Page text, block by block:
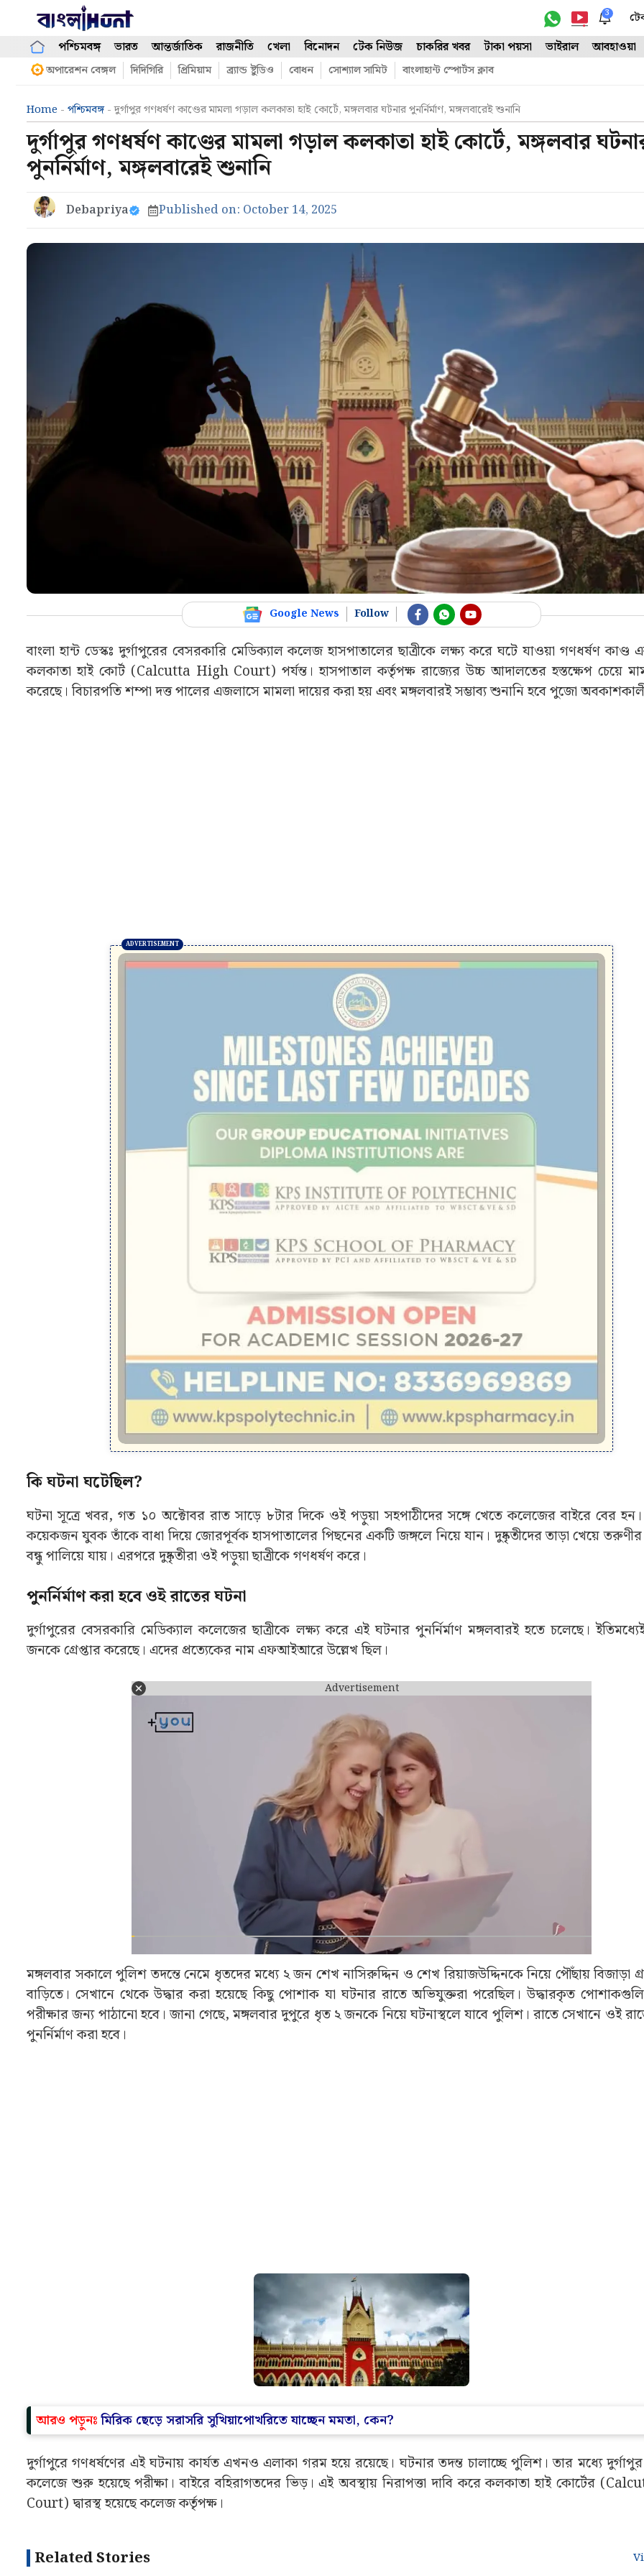
content
3
পশ্চিমবঙ্গ ভারত আন্তর্জাতিক রাজনীতি খেলা বিনোদন টেক নিউজ চাকরির খবর টাকা পয়সা ভাইরাল আবহাওয়া
অপারেশন বেঙ্গল দিদিগিরি প্রিমিয়াম ব্র্যান্ড ষ্টুডিও বোধন সোশ্যাল সামিট বাংলাহান্ট স্পোর্টস ক্লাব
Home - পশ্চিমবঙ্গ-দুর্গাপুর গণধর্ষণ কাণ্ডের মামলা গড়াল কলকাতা হাই কোর্টে, মঙ্গলবার ঘটনার পুনর্নির্মাণ, মঙ্গলবারেই শুনানি
দুর্গাপুর গণধর্ষণ কাণ্ডের মামলা গড়াল কলকাতা হাই কোর্টে, মঙ্গলবার
পুনর্নির্মাণ, মঙ্গলবারেই শুনানি
Debapriya Published on: October 14, 2025
Google News Follow
বাংলা হান্ট ডেস্কঃ দুর্গাপুরের বেসরকারি মেডিক্যাল কলেজ হাসপাতালের ছাত্রীকে লক্ষ্য করে ঘটে যাওয়া গণধর্ষণ কাণ্ড
কলকাতা হাই কোর্ট (Calcutta High Court) পর্যন্ত। হাসপাতাল কর্তৃপক্ষ রাজ্যের উচ্চ আদালতের হস্তক্ষেপ চেয়ে
করেছে। বিচারপতি শম্পা দত্ত পালের এজলাসে মামলা দায়ের করা হয় এবং মঙ্গলবারই সম্ভাব্য শুনানি হবে পুজো
কি ঘটনা ঘটেছিল?
ঘটনা সূত্রে খবর, গত ১০ অক্টোবর রাত সাড়ে ৮টার দিকে ওই পড়ুয়া সহপাঠীদের সঙ্গে খেতে কলেজের বাইরে বের
কয়েকজন যুবক তাঁকে বাধা দিয়ে জোরপূর্বক হাসপাতালের পিছনের একটি জঙ্গলে নিয়ে যান। দুষ্কৃতীদের তাড়া খেয়ে তরুণীর
বন্ধু পালিয়ে যায়। এরপরে দুষ্কৃতীরা ওই পড়ুয়া ছাত্রীকে গণধর্ষণ করে।
পুনর্নির্মাণ করা হবে ওই রাতের ঘটনা
দুর্গাপুরের বেসরকারি মেডিক্যাল কলেজের ছাত্রীকে লক্ষ্য করে এই ঘটনার পুনর্নির্মাণ মঙ্গলবারই হতে চলেছে।
জনকে গ্রেপ্তার করেছে। এদের প্রত্যেকের নাম এফআইআরে উল্লেখ ছিল।
Advertisement
মঙ্গলবার সকালে পুলিশ তদন্তে নেমে ধৃতদের মধ্যে ২ জন শেখ নাসিরুদ্দিন ও শেখ রিয়াজউদ্দিনকে নিয়ে পৌঁছায় বিজাড়া
বাড়িতে। সেখানে থেকে উদ্ধার করা হয়েছে কিছু পোশাক যা ঘটনার রাতে অভিযুক্তরা পরেছিল। উদ্ধারকৃত
পরীক্ষার জন্য পাঠানো হবে। জানা গেছে, মঙ্গলবার দুপুরে ধৃত ২ জনকে নিয়ে ঘটনাস্থলে যাবে পুলিশ। রাতে সেখানে ওই
পুনর্নির্মাণ করা হবে।
আরও পড়ুনঃ মিরিক ছেড়ে সরাসরি সুখিয়াপোখরিতে যাচ্ছেন মমতা, কেন?
দুর্গাপুরে গণধর্ষণের এই ঘটনায় কার্যত এখনও এলাকা গরম হয়ে রয়েছে। ঘটনার তদন্ত চালাচ্ছে পুলিশ। তার মধ্যে
কলেজে শুরু হয়েছে পরীক্ষা। বাইরে বহিরাগতদের ভিড়। এই অবস্থায় নিরাপত্তা দাবি করে কলকাতা হাই কোর্টের
Court) দ্বারস্থ হয়েছে কলেজ কর্তৃপক্ষ।
Related Stories